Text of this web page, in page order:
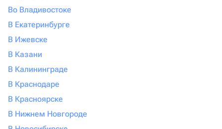
Во Владивостоке
В Екатеринбурге
В Ижевске
В Казани
В Калининграде
В Краснодаре
В Красноярске
В Нижнем Новгороде